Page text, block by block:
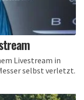
Livestream in
selbst verletzt.